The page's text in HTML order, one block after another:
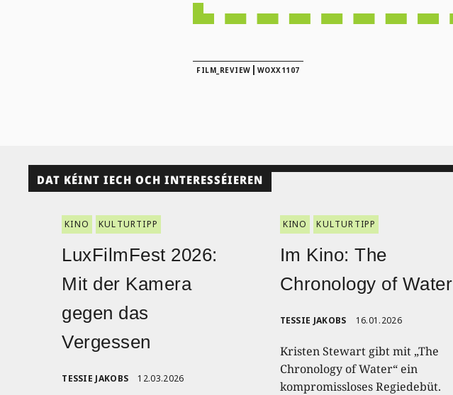
FILM_REVIEW | WOXX1107
DAT KÉINT IECH OCH INTERESSÉIEREN
KINO KULTURTIPP
LuxFilmFest 2026:
Mit der Kamera
gegen das
Vergessen
TESSIE JAKOBS 12.03.2026
KINO KULTURTIPP
Im Kino: The
Chronology of Water
TESSIE JAKOBS 16.01.2026
Kristen Stewart gibt mit „The
Chronology of Water“ ein
kompromissloses Regiedebüt.